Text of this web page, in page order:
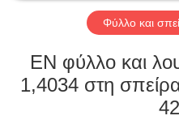
ΓΎΡΟΣ
ΕΡΓΟΣΤΑΣΊΩΝ
Φύλλο και
EN φύλλο και
1,4034 στη